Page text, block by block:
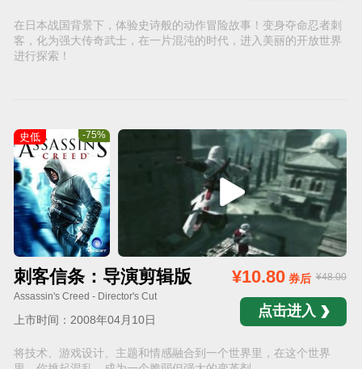
在日本战国背景下，体验史诗般的动作冒险故事！变身夺命忍者刺
客，化为强大传奇武士，在一片混沌的时代，进入美丽的开放世界
进行探索！
史低 -75%
刺客信条：导演剪辑版
Assassin's Creed - Director's Cut
上市时间：2008年04月10日
¥48.00
¥10.80券后
点击进入
将技术、游戏设计、主题和情感融合到一个世界里，在这个世界